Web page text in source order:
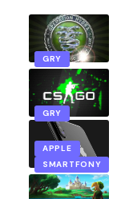
GRY
GRY
APPLE
SMARTFONY